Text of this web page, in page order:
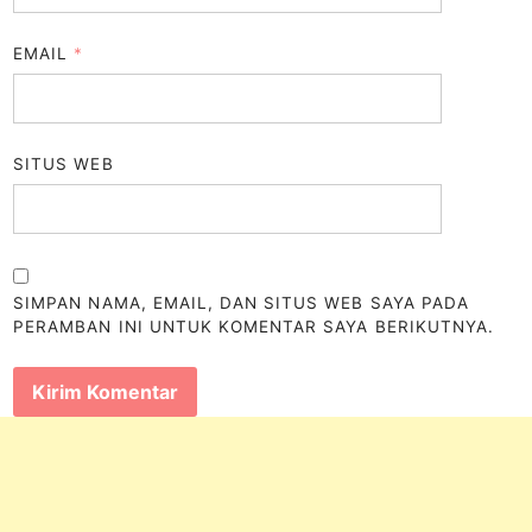
EMAIL *
SITUS WEB
SIMPAN NAMA, EMAIL, DAN SITUS WEB SAYA PADA
PERAMBAN INI UNTUK KOMENTAR SAYA BERIKUTNYA.